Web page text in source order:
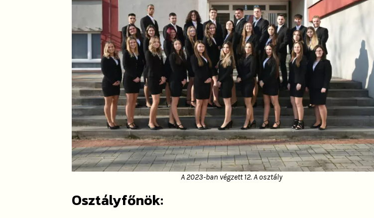
A 2023-ban végzett 12. A osztály
Osztályfőnök: